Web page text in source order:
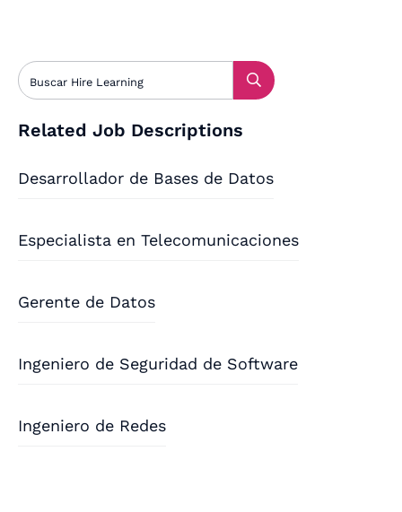
Related Job Descriptions
Desarrollador de Bases de Datos
Especialista en Telecomunicaciones
Gerente de Datos
Ingeniero de Seguridad de Software
Ingeniero de Redes